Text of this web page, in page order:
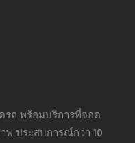
รถ พร้อมบริการที่จอด
ประสบการณ์กว่า 10